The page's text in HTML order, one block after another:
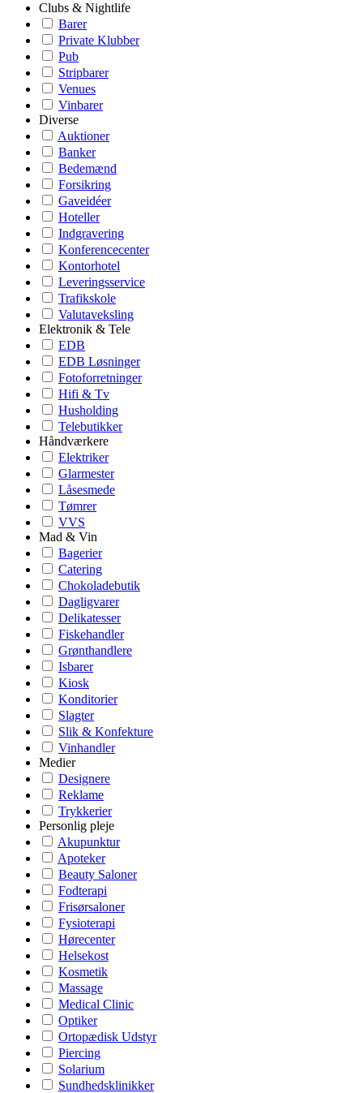
Clubs & Nightlife
Barer
Private Klubber
Pub
Stripbarer
Venues
Vinbarer
Diverse
Auktioner
Banker
Bedemænd
Forsikring
Gaveidéer
Hoteller
Indgravering
Konferencecenter
Kontorhotel
Leveringsservice
Trafikskole
Valutaveksling
Elektronik & Tele
EDB
EDB Løsninger
Fotoforretninger
Hifi & Tv
Husholding
Telebutikker
Håndværkere
Elektriker
Glarmester
Låsesmede
Tømrer
VVS
Mad & Vin
Bagerier
Catering
Chokoladebutik
Dagligvarer
Delikatesser
Fiskehandler
Grønthandlere
Isbarer
Kiosk
Konditorier
Slagter
Slik & Konfekture
Vinhandler
Medier
Designere
Reklame
Trykkerier
Personlig pleje
Akupunktur
Apoteker
Beauty Saloner
Fodterapi
Frisørsaloner
Fysioterapi
Hørecenter
Helsekost
Kosmetik
Massage
Medical Clinic
Optiker
Ortopædisk Udstyr
Piercing
Solarium
Sundhedsklinikker